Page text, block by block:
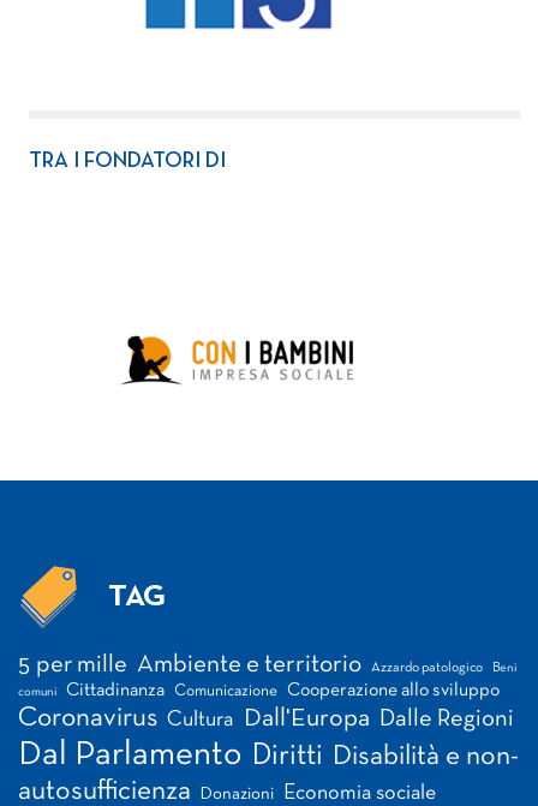
TRA I FONDATORI DI
TAG
5 per mille Ambiente e territorio Azzardo patologico Beni
comuni Cittadinanza Comunicazione Cooperazione allo sviluppo
Coronavirus Cultura Dall'Europa Dalle Regioni
Dal Parlamento Diritti
Disabilità e non-
autosufficienza
Donazioni Economia sociale